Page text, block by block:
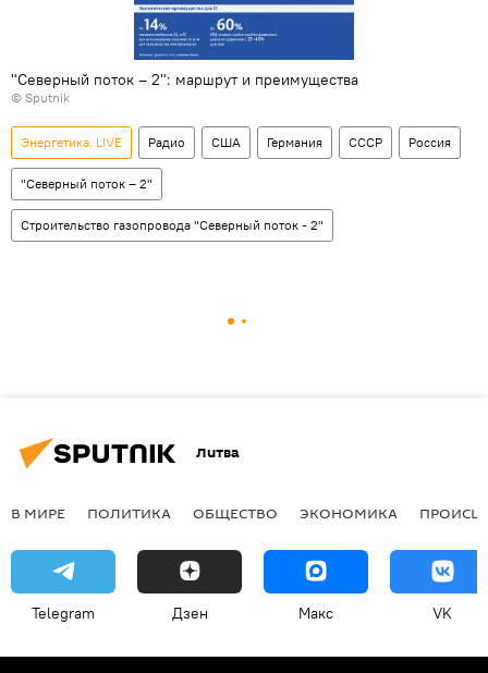
"Северный поток – 2": маршрут и преимущества
© Sputnik
Энергетика. LIVE Радио США Германия СССР Россия
"Северный поток – 2"
Строительство газопровода "Северный поток - 2"
Литва
В МИРЕ ПОЛИТИКА ОБЩЕСТВО ЭКОНОМИКА
Telegram Дзен Макс VK